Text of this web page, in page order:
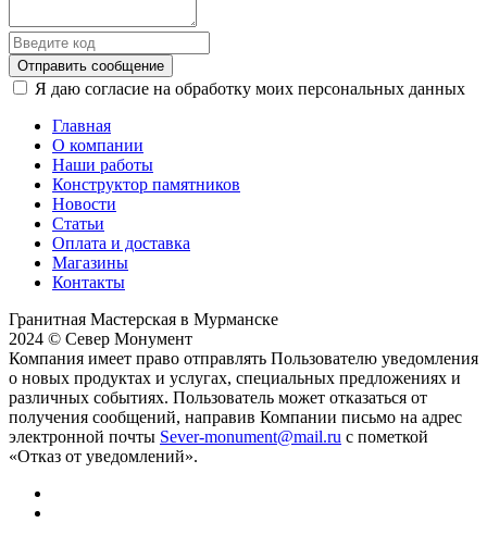
Отправить сообщение
Я даю согласие на обработку моих персональных данных
Главная
О компании
Наши работы
Конструктор памятников
Новости
Статьи
Оплата и доставка
Магазины
Контакты
Гранитная Мастерская в Мурманске
2024 © Север Монумент
Компания имеет право отправлять Пользователю уведомления
о новых продуктах и услугах, специальных предложениях и
различных событиях. Пользователь может отказаться от
получения сообщений, направив Компании письмо на адрес
электронной почты Sever-monument@mail.ru с пометкой
«Отказ от уведомлений».